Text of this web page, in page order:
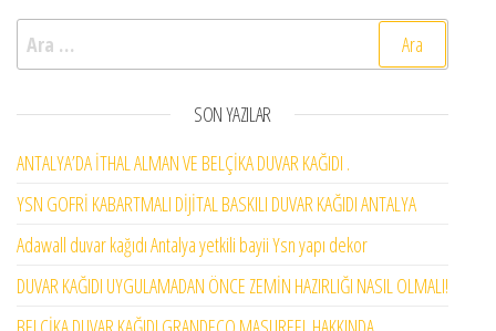
Arama:
SON YAZILAR
ANTALYA’DA İTHAL ALMAN VE BELÇİKA DUVAR KAĞIDI .
YSN GOFRİ KABARTMALI DİJİTAL BASKILI DUVAR KAĞIDI ANTALYA
Adawall duvar kağıdı Antalya yetkili bayii Ysn yapı dekor
DUVAR KAĞIDI UYGULAMADAN ÖNCE ZEMİN HAZIRLIĞI NASIL OLMALI!